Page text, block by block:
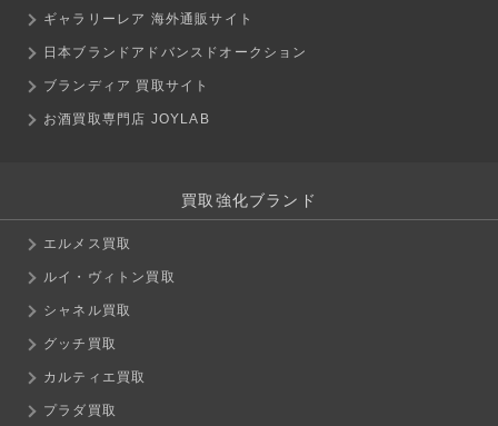
ギャラリーレア 海外通販サイト
日本ブランドアドバンスドオークション
ブランディア 買取サイト
お酒買取専門店 JOYLAB
買取強化ブランド
エルメス買取
ルイ・ヴィトン買取
シャネル買取
グッチ買取
カルティエ買取
プラダ買取